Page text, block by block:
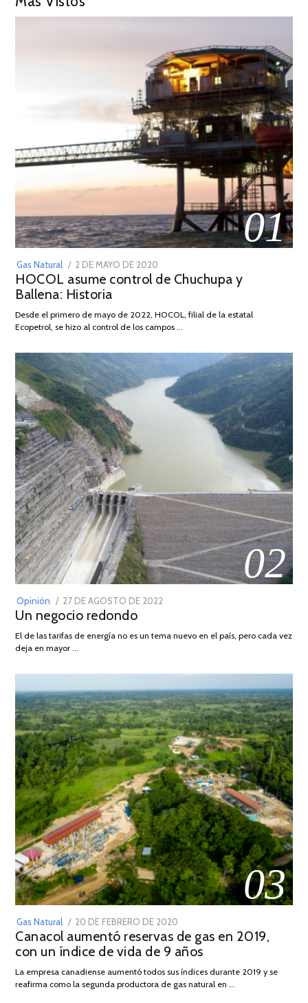
01
Gas Natural
POSTED
ON
2 DE MAYO DE 2020
DE
2026
HOCOL asume control de Chuchupa y
Ballena: Historia
Desde el primero de mayo de 2022, HOCOL, filial de la estatal
Ecopetrol, se hizo al control de los campos …
02
Opinión
POSTED
ON
27 DE AGOSTO DE 2022
DE
Un negocio redondo
El de las tarifas de energía no es un tema nuevo en el país, pero cada vez
deja en mayor …
03
Gas Natural
POSTED
ON
20 DE FEBRERO DE 2020
DE
JULIO
2025
Canacol aumentó reservas de gas en 2019,
con un índice de vida de 9 años
La empresa canadiense aumentó todos sus índices durante 2019 y se
reafirma como la segunda productora de gas natural en …